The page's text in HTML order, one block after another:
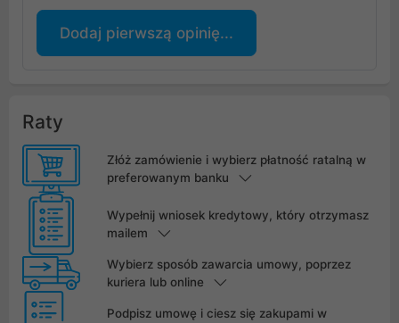
Dodaj pierwszą opinię...
Raty
Złóż zamówienie i wybierz płatność ratalną w
preferowanym banku
Wypełnij wniosek kredytowy, który otrzymasz
mailem
Wybierz sposób zawarcia umowy, poprzez
kuriera lub online
Podpisz umowę i ciesz się zakupami w